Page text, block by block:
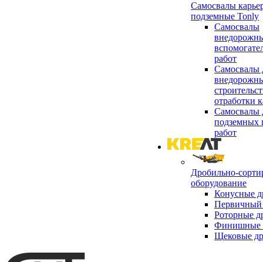
Самосвалы
подземные Tonly
Самосвалы
работ
Самосвалы
отработки
Самосвалы
подземных
работ
Дробильно-
оборудование
Конусные
Первичный
Роторные
Финишные
Щековые